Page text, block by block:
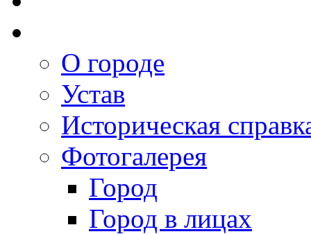
О городе
Устав
Историческая
Фотогалерея
Город
Город в лицах